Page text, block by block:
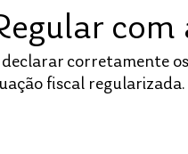
com
corretamente
fiscal regularizada.